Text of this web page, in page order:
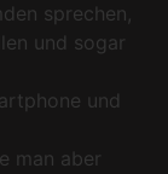
sprechen,
und sogar
und
man aber